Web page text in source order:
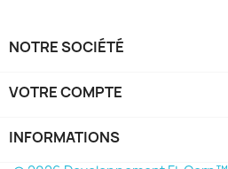
NOTRE SOCIÉTÉ
VOTRE COMPTE
INFORMATIONS